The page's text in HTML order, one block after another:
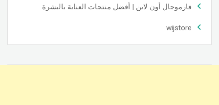
فارموجال أون لاين | أفضل منتجات العناية بالبشرة
wijstore